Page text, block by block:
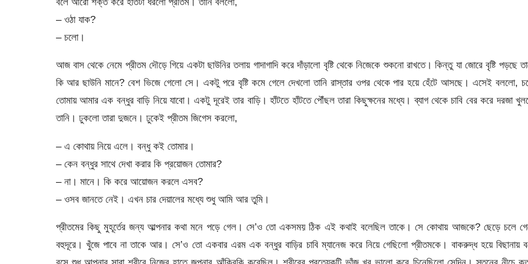
– ওঠা যাক?
– চলো।
আজ বাস থেকে নেমে প্রীতম দৌড়ে গিয়ে একটা ছাউনির তলায় গাদাগাদি করে দাঁড়ালো বৃষ্টি থেকে নিজেকে শুকনো রাখতে। কিন্তু যা জোরে বৃষ্টি পড়ছে
কি আর ছাউনি মানে? বেশ ভিজে গেলো সে। একটু পরে বৃষ্টি কমে গেলে দেখলো তানি রাস্তার ওপর থেকে পার হয়ে হেঁটে আসছে। এসেই বললো,
তোমায় আমার এক বন্ধুর বাড়ি নিয়ে যাবো। একটু দূরেই তার বাড়ি। হাঁটতে হাঁটতে পৌঁছল তারা কিছুক্ষনের মধ্যে। ব্যাগ থেকে চাবি বের করে দরজা
তানি। ঢুকলো তারা দুজনে। ঢুকেই প্রীতম জিগেস করলো,
– এ কোথায় নিয়ে এলে। বন্ধু কই তোমার।
– কেন বন্ধুর সাথে দেখা করার কি প্রয়োজন তোমার?
– না। মানে। কি করে আয়োজন করলে এসব?
– ওসব জানতে নেই। এখন চার দেয়ালের মধ্যে শুধু আমি আর তুমি।
প্রীতমের কিছু মুহূর্তের জন্য আল্পনার কথা মনে পড়ে গেল। সে’ও তো একসময় ঠিক এই কথাই বলেছিল তাকে। সে কোথায় আজকে? ছেড়ে চলে
বহুদূরে। খুঁজে পাবে না তাকে আর। সে’ও তো একবার এরম এক বন্ধুর বাড়ির চাবি ম্যানেজ করে নিয়ে গেছিলো প্রীতমকে। বাকরুদ্ধ হয়ে বিছানায়